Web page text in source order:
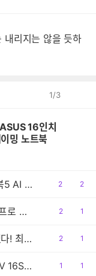
내리지는 않을 듯하
1/3
16인치
밍 노트북
[G마켓] 월첫세일 마지막날 HP 옴니북5 AI 노트북 16-af1087TU 최종 149만원대!
공
2
댓
2
[G마켓] ★혜택 빡! 가격 빡!★ 갤북6프로 빡세일 행사예고 (308만/무료배송)
공
2
댓1
[옥션·G마켓] 기다리던 NZXT 할인 떴다! 최대 22%+추가선물혜택까지!
공
2
댓1
★ 월첫세일 단독특가 139만!!니트로 V 16S AI 게이밍노트북 R7 260 RTX5060 512GB / 16GB
공1
댓1